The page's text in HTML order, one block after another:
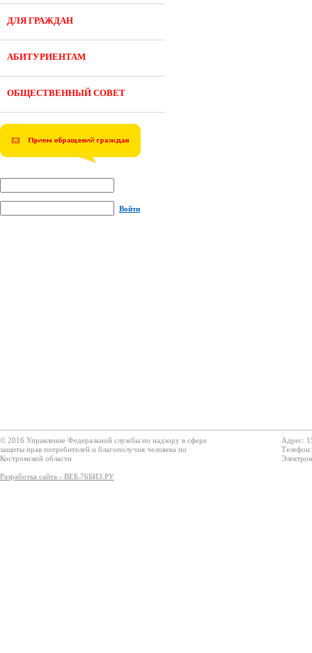
ДЛЯ ГРАЖДАН
АБИТУРИЕНТАМ
ОБЩЕСТВЕННЫЙ СОВЕТ
Войти
© 2016 Управление Федеральной службы по надзору в сфере
защиты прав потребителей и благополучия человека по
Костромской области
Разработка сайта - ВЕБ.76БИЗ.РУ
Адрес: